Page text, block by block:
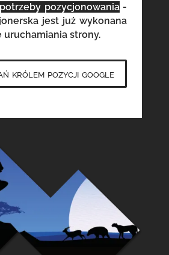
pozycjonowania-
jest już wykonana
uruchamiania strony.
królem pozycji google